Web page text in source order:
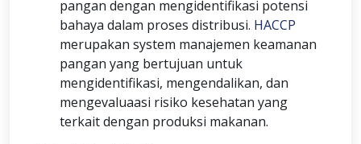
pangan dengan mengidentifikasi potensi
bahaya dalam proses distribusi. HACCP
merupakan system manajemen keamanan
pangan yang bertujuan untuk
mengidentifikasi, mengendalikan, dan
mengevaluaasi risiko kesehatan yang
terkait dengan produksi makanan.